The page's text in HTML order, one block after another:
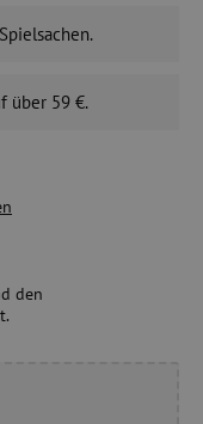
über 59 €.
den